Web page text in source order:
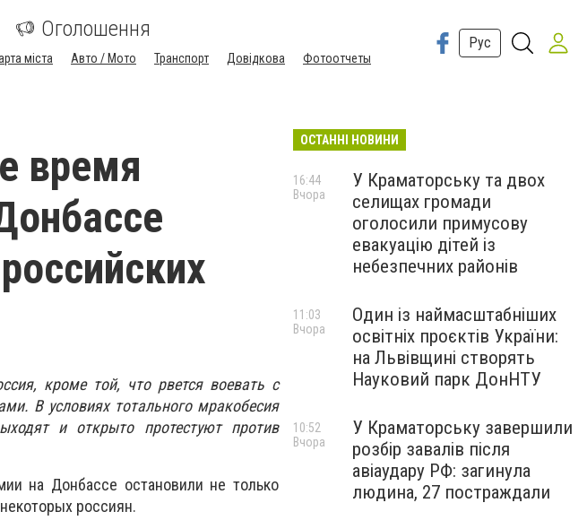
Оголошення
міста Авто / Мото Транспорт Довідкова Фотоотчеты
Рус
время
кроме той, что рвется воевать с
В условиях тотального мракобесия
и открыто протестуют против
на Донбассе остановили не только
россиян.
ОСТАННІ НОВИНИ
У Краматорську та двох
селищах громади
оголосили примусову
евакуацію дітей із
небезпечних районів
16:44
Вчора
Один із наймасштабніших
освітніх проєктів України:
на Львівщині створять
Науковий парк ДонНТУ
11:03
Вчора
У Краматорську завершили
розбір завалів після
авіаудару РФ: загинула
людина, 27 постраждали
10:52
Вчора